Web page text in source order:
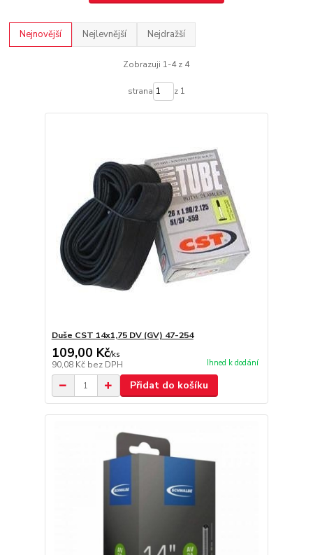
Nejnovější Nejlevnější Nejdražší
Zobrazuji 1-4 z 4
strana z 1
Duše CST 14x1,75 DV (GV) 47-254
109,00 Kč/ks
90,08 Kč bez DPH Ihned k dodání
Přidat do košíku